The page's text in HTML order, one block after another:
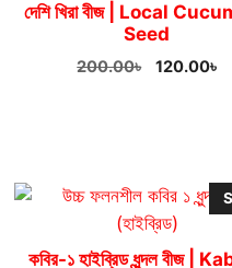
দেশি খিরা বীজ | Local
Seed
200.00৳
Original
120.00৳
কবির-১ হাইব্রিড ধুন্দল বীজ |